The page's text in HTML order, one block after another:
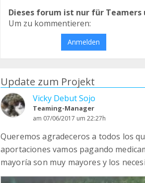
Dieses forum ist nur für Teamers
Um zu kommentieren:
Anmelden
Update zum Projekt
Vicky Debut Sojo
Teaming-Manager
am 07/06/2017 um 22:27h
Queremos agradeceros a todos los
aportaciones vamos pagando
mayoría son muy mayores y los